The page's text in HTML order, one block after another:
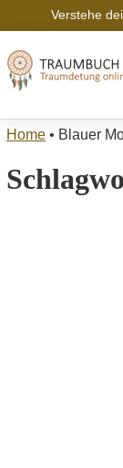
Verstehe
Home • Blauer